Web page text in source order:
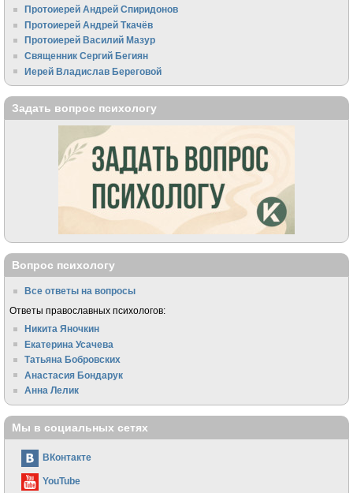
Протоиерей Андрей Спиридонов
Протоиерей Андрей Ткачёв
Протоиерей Василий Мазур
Священник Сергий Бегиян
Иерей Владислав Береговой
Задать вопрос психологу
Вопрос психологу
Все ответы на вопросы
Ответы православных психологов:
Никита Яночкин
Екатерина Усачева
Татьяна Бобровских
Анастасия Бондарук
Анна Лелик
Мы в социальных сетях
ВКонтакте
YouTube